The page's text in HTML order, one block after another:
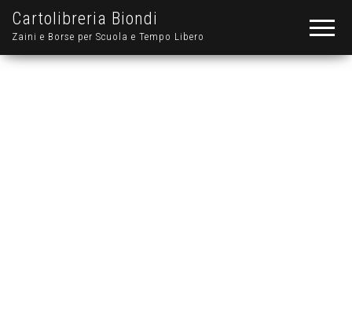
Cartolibreria Biondi
Zaini e Borse per Scuola e Tempo Libero